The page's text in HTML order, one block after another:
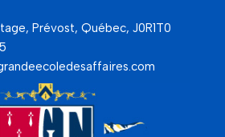
Prévost, Québec, J0R1T0